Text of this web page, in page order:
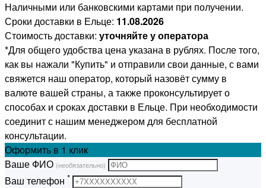
Наличными или банковскими картами при получении.
Сроки доставки в Ельце: 11.08.2026
Стоимость доставки: уточняйте у оператора
*Для общего удобства цена указана в рублях. После того,
как вы нажали "Купить" и отправили свои данные, с вами
свяжется наш оператор, который назовёт сумму в
валюте вашей страны, а также проконсультирует о
способах и сроках доставки в Ельце. При необходимости
соединит с нашим менеджером для бесплатной
консультации.
Оформить в 1 клик
Ваше ФИО (необязательно)
Ваш телефон *